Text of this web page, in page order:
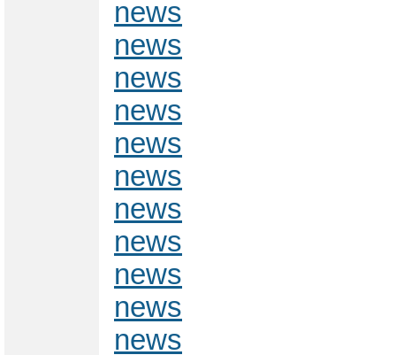
news
news
news
news
news
news
news
news
news
news
news